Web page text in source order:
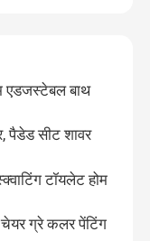
एडजस्टेबल बाथ
पैडेड सीट शावर
टॉयलेट होम
चेयर ग्रे कलर पेंटिंग